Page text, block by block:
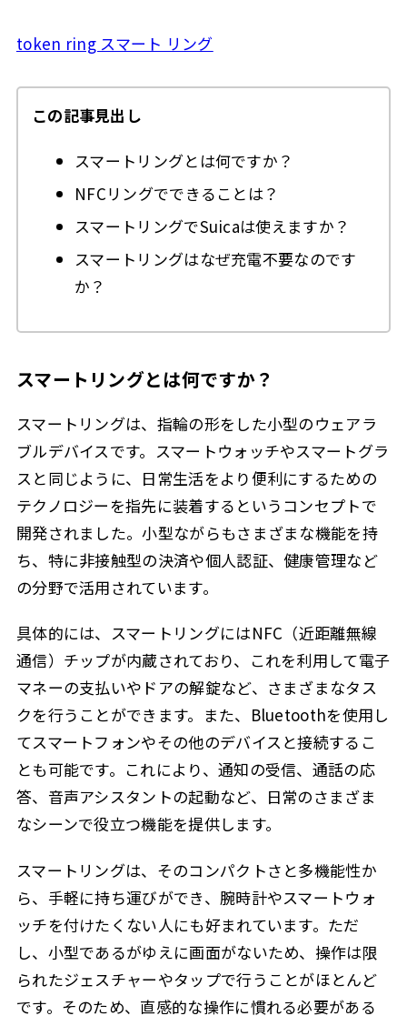
token ring スマート リング
この記事見出し
スマートリングとは何ですか？
NFCリングでできることは？
スマートリングでSuicaは使えますか？
スマートリングはなぜ充電不要なのです
か？
スマートリングとは何ですか？
スマートリングは、指輪の形をした小型のウェアラ
ブルデバイスです。スマートウォッチやスマートグラ
スと同じように、日常生活をより便利にするための
テクノロジーを指先に装着するというコンセプトで
開発されました。小型ながらもさまざまな機能を持
ち、特に非接触型の決済や個人認証、健康管理など
の分野で活用されています。
具体的には、スマートリングにはNFC（近距離無線
通信）チップが内蔵されており、これを利用して電子
マネーの支払いやドアの解錠など、さまざまなタス
クを行うことができます。また、Bluetoothを使用し
てスマートフォンやその他のデバイスと接続するこ
とも可能です。これにより、通知の受信、通話の応
答、音声アシスタントの起動など、日常のさまざま
なシーンで役立つ機能を提供します。
スマートリングは、そのコンパクトさと多機能性か
ら、手軽に持ち運びができ、腕時計やスマートウォ
ッチを付けたくない人にも好まれています。ただ
し、小型であるがゆえに画面がないため、操作は限
られたジェスチャーやタップで行うことがほとんど
です。そのため、直感的な操作に慣れる必要がある